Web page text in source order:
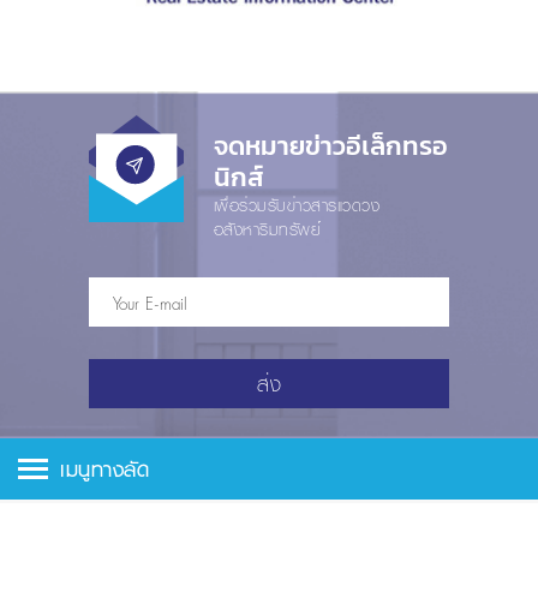
จดหมายข่าวอีเล็กทรอ
นิกส์
เพื่อร่วมรับข่าวสารแวดวง
อสังหาริมทรัพย์
ส่ง
เมนูทางลัด